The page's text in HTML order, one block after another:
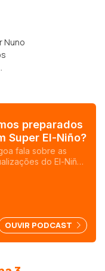
Nuno
preparados
Super El-Niño?
fala sobre as
do El-Niño,
o que é este
natural.
OUVIR PODCAST